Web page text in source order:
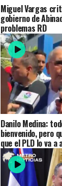
Miguel Vargas
gobierno de
problemas RD
Danilo Medina:
bienvenido, pero
que el PLD lo va a